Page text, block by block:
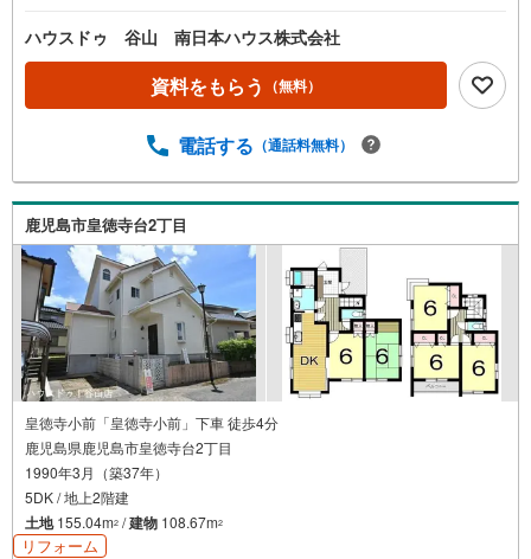
好・駐車2台可
ハウスドゥ 谷山 南日本ハウス株式会社
資料をもらう （無料）
電話する （通話料無料）
鹿児島市皇徳寺台2丁目
皇徳寺小前「皇徳寺小前」下車 徒歩4分
鹿児島県鹿児島市皇徳寺台2丁目
1990年3月（築37年）
5DK / 地上2階建
土地155.04m2 /建物 108.67m2
リフォーム